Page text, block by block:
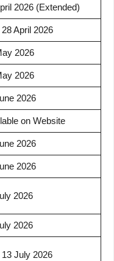
2026 (Extended)
28 April 2026
2026
2026
2026
on Website
2026
2026
2026
2026
13 July 2026